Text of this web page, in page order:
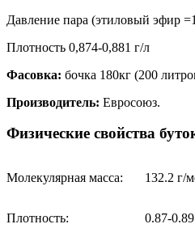
Давление пара (этиловый эфир
Плотность 0,874-0,881 г/л
Фасовка: бочка 180кг (200
Производитель: Евросоюз.
Физические свойства
Молекулярная масса: 132.2 г/
Плотность: 0.87-